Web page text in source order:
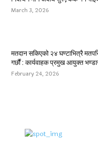
March 3, 2026
मतदान सकिएको २४ घण्टाभित्रै
गर्छौं : कार्यवाहक प्रमुख आयुक्त
February 24, 2026